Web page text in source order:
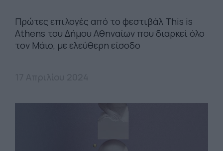
Πρώτες επιλογές από το φεστιβάλ This is
Athens του Δήμου Αθηναίων που διαρκεί όλο
τον Μάιο, με ελεύθερη είσοδο